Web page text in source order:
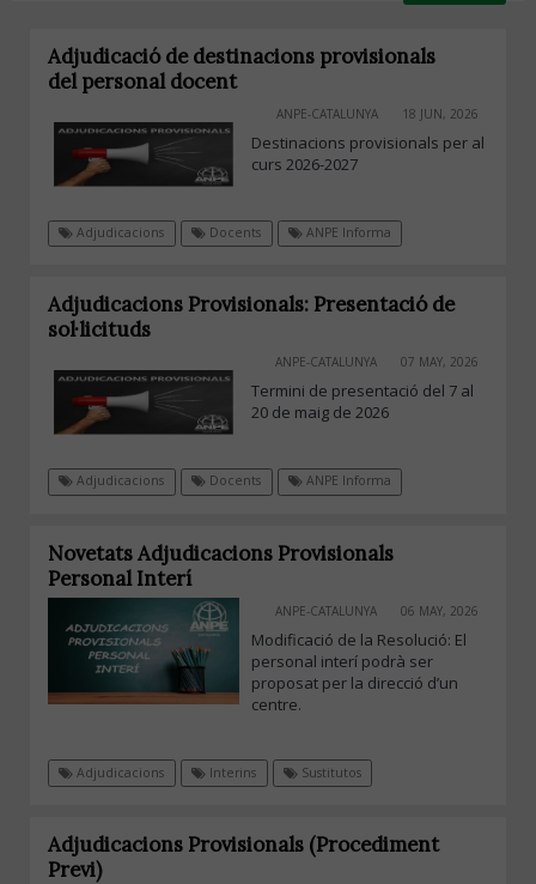
Adjudicació de destinacions provisionals
del personal docent
ANPE-CATALUNYA 18 JUN, 2026
Destinacions provisionals per al
curs 2026-2027
Adjudicacions Docents ANPE Informa
Adjudicacions Provisionals: Presentació de
sol·licituds
ANPE-CATALUNYA 07 MAY, 2026
Termini de presentació del 7 al
20 de maig de 2026
Adjudicacions Docents ANPE Informa
Novetats Adjudicacions Provisionals
Personal Interí
ANPE-CATALUNYA 06 MAY, 2026
Modificació de la Resolució: El
personal interí podrà ser
proposat per la direcció d’un
centre.
Adjudicacions Interins Sustitutos
Adjudicacions Provisionals (Procediment
Previ)